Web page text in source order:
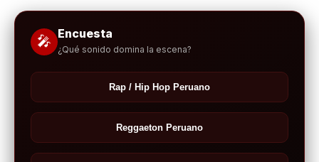
🎤 Encuesta
¿Qué sonido domina la escena?
Rap / Hip Hop Peruano
Reggaeton Peruano